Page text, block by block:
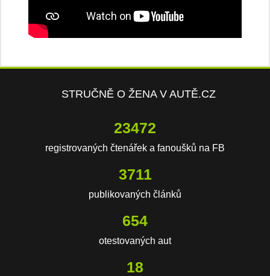
STRUČNĚ O ŽENA V AUTĚ.CZ
23472
registrovaných čtenářek a fanoušků na FB
3711
publikovaných článků
654
otestovaných aut
18